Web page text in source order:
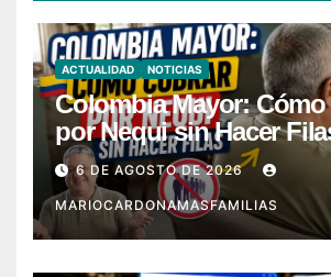
ACTUALIDAD NOTICIAS
Colombia Mayor:
por Nequi sin Hacer
6 DE AGOSTO DE 2026
MARIOCARDONAMASFAMILIAS